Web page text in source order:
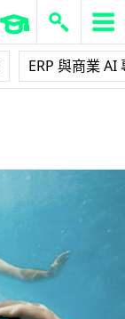
ERP 與商業 AI